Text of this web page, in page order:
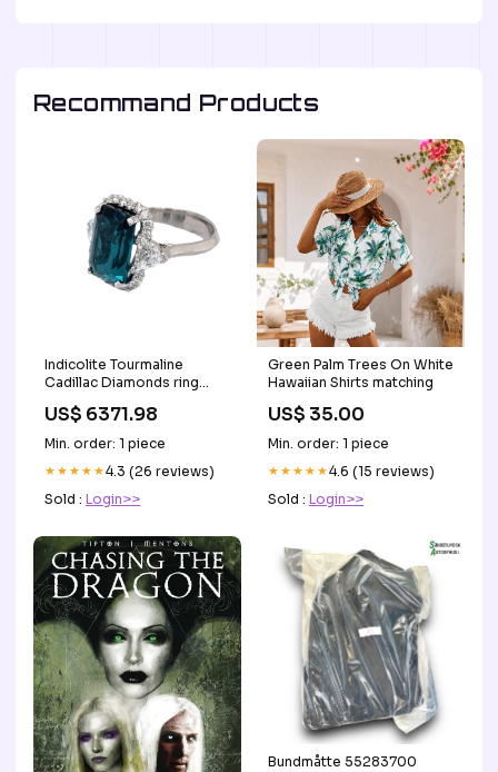
Recommand Products
Indicolite Tourmaline
Cadillac Diamonds ring
US$ 6371.98
Min. order: 1 piece
★★★★★4.3 (26 reviews)
Sold : Login>>
Green Palm Trees On White
Hawaiian Shirts matching
US$ 35.00
Min. order: 1 piece
★★★★★4.6 (15 reviews)
Sold : Login>>
Bundmåtte 55283700